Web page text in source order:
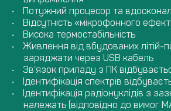
Потужний процесор та
Відсутність «мікрофонного
Висока термостабільність
Живлення від вбудованих літій-
заряджати через USB кабель
Зв’язок приладу з ПК
Ідентифікація спектрів
Ідентифікація радіонуклідів з
належать (відповідно до вимог